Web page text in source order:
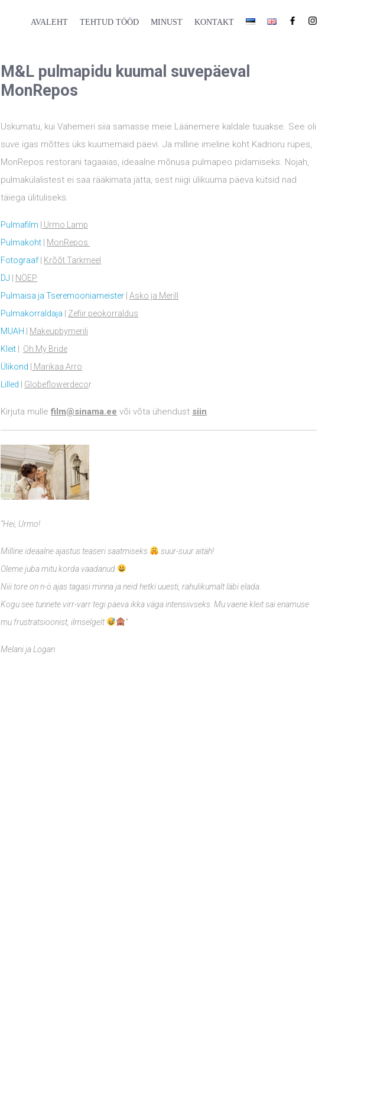
AVALEHT TEHTUD TÖÖD MINUST KONTAKT
M&L pulmapidu kuumal suvepäeval
MonRepos
Uskumatu, kui Vahemeri siia samasse meie Läänemere kaldale tuuakse. See oli
suve igas mõttes üks kuumemaid päevi. Ja milline imeline koht Kadrioru rüpes,
MonRepos restorani tagaaias, ideaalne mõnusa pulmapeo pidamiseks. Nojah,
pulmakülalistest ei saa rääkimata jätta, sest niigi ülikuuma päeva kütsid nad
täiega ülituliseks.
Pulmafilm
| Urmo Lamp
Pulmakoht
MonRepos
Fotograaf
Krõõt Tarkmeel
DJ
NÖEP
Pulmaisa ja Tseremooniameister Asko ja Merill
Pulmakorraldaja
Zefiir peokorraldus
MUAH
Makeupbymerili
Kleit
Oh My Bride
Ülikond
Marikaa Arro
Lilled
Globeflowerdecor
Kirjuta mulle film@sinama.ee või võta ühendust siin.
“Hei, Urmo!
Milline ideaalne ajastus teaseri saatmiseks
suur-suur aitäh!
Oleme juba mitu korda vaadanud
Niii tore on n-ö ajas tagasi minna ja neid hetki uuesti, rahulikumalt läbi elada.
Kogu see tunnete virr-varr tegi päeva ikka väga intensiivseks. Mu vaene kleit sai enamuse
mu frustratsioonist, ilmselgelt
”
Melani ja Logan